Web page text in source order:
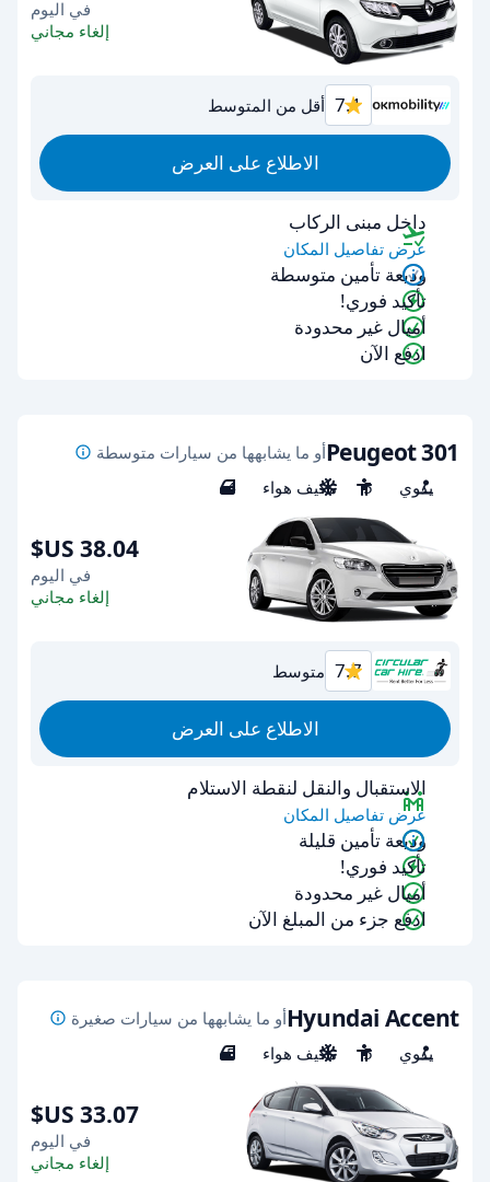
في اليوم
إلغاء مجاني
7.1 أقل من المتوسط
الاطلاع على العرض
داخل مبنى الركاب
عرض تفاصيل المكان
وديعة تأمين متوسطة
تأكيد فوري!
أميال غير محدودة
ادفع الآن
Peugeot 301أو ما يشابهها من سيارات متوسطة
يدوي
5 مكيف هواء 4
في اليوم
إلغاء مجاني
7.7 متوسط
الاطلاع على العرض
الاستقبال والنقل لنقطة الاستلام
عرض تفاصيل المكان
وديعة تأمين قليلة
تأكيد فوري!
أميال غير محدودة
ادفع جزء من المبلغ الآن
Hyundai Accentأو ما يشابهها من سيارات صغيرة
يدوي
5 مكيف هواء 5
في اليوم
إلغاء مجاني